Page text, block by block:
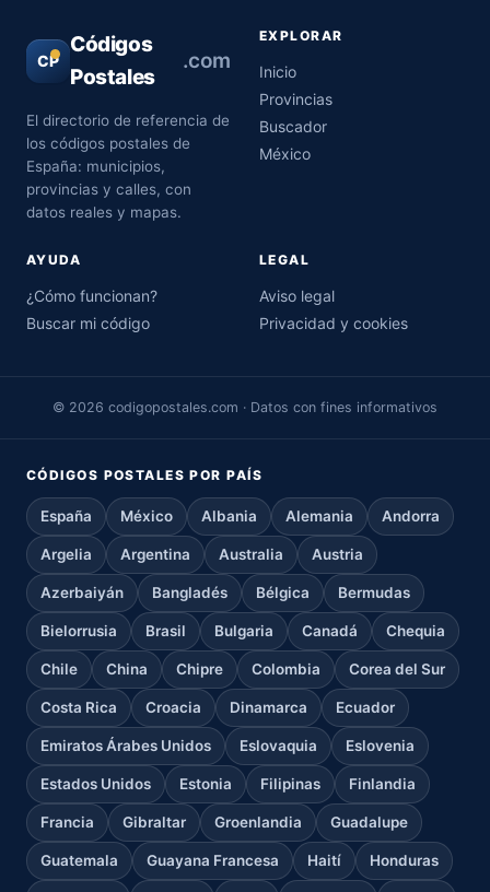
CP
Códigos
Postales
.com
El directorio de referencia de
los códigos postales de
España: municipios,
provincias y calles, con
datos reales y mapas.
EXPLORAR
Inicio
Provincias
Buscador
México
AYUDA
¿Cómo funcionan?
Buscar mi código
LEGAL
Aviso legal
Privacidad y cookies
© 2026 codigopostales.com · Datos con fines informativos
CÓDIGOS POSTALES POR PAÍS
España México Albania Alemania Andorra
Argelia Argentina Australia Austria
Azerbaiyán Bangladés Bélgica Bermudas
Bielorrusia Brasil Bulgaria Canadá Chequia
Chile China Chipre Colombia Corea del Sur
Costa Rica Croacia Dinamarca Ecuador
Emiratos Árabes Unidos Eslovaquia Eslovenia
Estados Unidos Estonia Filipinas Finlandia
Francia Gibraltar Groenlandia Guadalupe
Guatemala Guayana Francesa Haití Honduras